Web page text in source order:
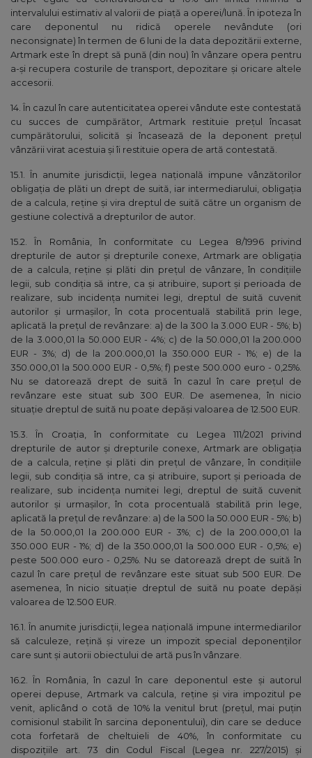
intervalului estimativ al valorii de piaţă a operei/lună. În ipoteza în
care deponentul nu ridică operele nevândute (ori
neconsignate) în termen de 6 luni de la data depozitării externe,
Artmark este în drept să pună (din nou) în vânzare opera pentru
a-şi recupera costurile de transport, depozitare şi oricare altele
accesorii.
14. În cazul în care autenticitatea operei vândute este contestată
cu succes de cumpărător, Artmark restituie preţul încasat
cumpărătorului, solicită şi încasează de la deponent preţul
vânzării virat acestuia şi îi restituie opera de artă contestată.
15.1. În anumite jurisdicții, legea națională impune vânzătorilor
obligația de plăti un drept de suită, iar intermediarului, obligația
de a calcula, reține și vira dreptul de suită către un organism de
gestiune colectivă a drepturilor de autor.
15.2. În România, în conformitate cu Legea 8/1996 privind
drepturile de autor şi drepturile conexe, Artmark are obligaţia
de a calcula, reţine şi plăti din preţul de vânzare, în condiţiile
legii, sub condiţia să intre, ca şi atribuire, suport şi perioada de
realizare, sub incidenţa numitei legi, dreptul de suită cuvenit
autorilor şi urmaşilor, în cota procentuală stabilită prin lege,
aplicată la preţul de revânzare: a) de la 300 la 3.000 EUR - 5%; b)
de la 3.000,01 la 50.000 EUR - 4%; c) de la 50.000,01 la 200.000
EUR - 3%; d) de la 200.000,01 la 350.000 EUR - 1%; e) de la
350.000,01 la 500.000 EUR - 0,5%; f) peste 500.000 euro - 0,25%.
Nu se datorează drept de suită în cazul în care preţul de
revânzare este situat sub 300 EUR. De asemenea, în nicio
situaţie dreptul de suită nu poate depăşi valoarea de 12.500 EUR.
15.3. În Croația, în conformitate cu Legea 111/2021 privind
drepturile de autor și drepturile conexe, Artmark are obligaţia
de a calcula, reţine şi plăti din preţul de vânzare, în condiţiile
legii, sub condiţia să intre, ca şi atribuire, suport şi perioada de
realizare, sub incidenţa numitei legi, dreptul de suită cuvenit
autorilor şi urmaşilor, în cota procentuală stabilită prin lege,
aplicată la preţul de revânzare: a) de la 500 la 50.000 EUR - 5%; b)
de la 50.000,01 la 200.000 EUR - 3%; c) de la 200.000,01 la
350.000 EUR - 1%; d) de la 350.000,01 la 500.000 EUR - 0,5%; e)
peste 500.000 euro - 0,25%. Nu se datorează drept de suită în
cazul în care preţul de revânzare este situat sub 500 EUR. De
asemenea, în nicio situaţie dreptul de suită nu poate depăşi
valoarea de 12.500 EUR.
16.1. În anumite jurisdicții, legea națională impune intermediarilor
să calculeze, rețină și vireze un impozit special deponenților
care sunt și autorii obiectului de artă pus în vânzare.
16.2. În România, în cazul în care deponentul este şi autorul
operei depuse, Artmark va calcula, reţine şi vira impozitul pe
venit, aplicând o cotă de 10% la venitul brut (preţul, mai puţin
comisionul stabilit în sarcina deponentului), din care se deduce
cota forfetară de cheltuieli de 40%, în conformitate cu
dispozițiile art. 73 din Codul Fiscal (Legea nr. 227/2015) şi